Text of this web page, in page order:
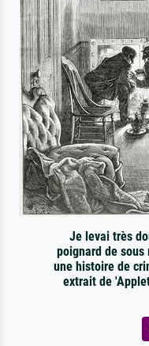
Je levai très
poignard de
une histoire de
extrait de